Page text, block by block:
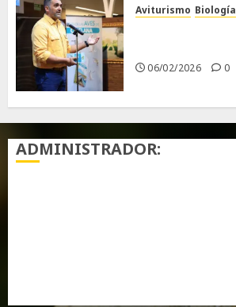
Aviturismo Biología
06/02/2026 0
ADMINISTRADOR: